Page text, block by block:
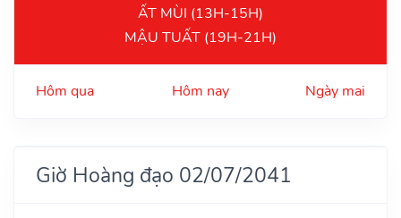
ẤT MÙI (13H-15H)
MẬU TUẤT (19H-21H)
Hôm qua Hôm nay Ngày mai
Giờ Hoàng đạo 02/07/2041